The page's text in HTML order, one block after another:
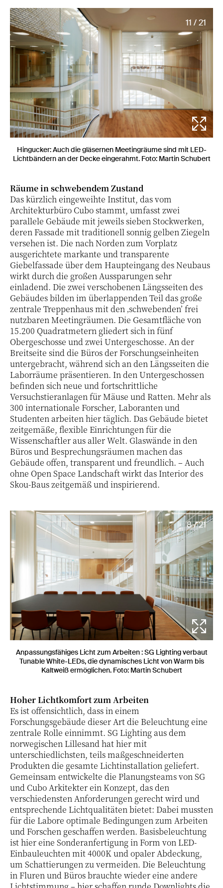
11 / 21
Hingucker: Auch die gläsernen Meetingräume sind mit LED-
Lichtbändern an der Decke eingerahmt. Foto: Martin Schubert
Räume in schwebendem Zustand
Das kürzlich eingeweihte Institut, das vom
Architekturbüro Cubo stammt, umfasst zwei
parallele Gebäude mit jeweils sieben Stockwerken,
deren Fassade mit traditionell sonnig gelben Ziegeln
versehen ist. Die nach Norden zum Vorplatz
ausgerichtete markante und transparente
Giebelfassade über dem Haupteingang des Neubaus
wirkt durch die großen Aussparungen sehr
einladend. Die zwei verschobenen Längsseiten des
Gebäudes bilden im überlappenden Teil das große
zentrale Treppenhaus mit den ‚schwebenden’ frei
nutzbaren Meetingräumen. Die Gesamtfläche von
15.200 Quadratmetern gliedert sich in fünf
Obergeschosse und zwei Untergeschosse. An der
Breitseite sind die Büros der Forschungseinheiten
untergebracht, während sich an den Längsseiten die
Laborräume präsentieren. In den Untergeschossen
befinden sich neue und fortschrittliche
Versuchstieranlagen für Mäuse und Ratten. Mehr als
300 internationale Forscher, Laboranten und
Studenten arbeiten hier täglich. Das Gebäude bietet
zeitgemäße, flexible Einrichtungen für die
Wissenschaftler aus aller Welt. Glaswände in den
Büros und Besprechungsräumen machen das
Gebäude offen, transparent und freundlich. – Auch
ohne Open Space Landschaft wirkt das Interior des
Skou-Baus zeitgemäß und inspirierend.
8 / 21
Anpassungsfähiges Licht zum Arbeiten : SG Lighting verbaut
Tunable White-LEDs, die dynamisches Licht von Warm bis
Kaltweiß ermöglichen. Foto: Martin Schubert
Hoher Lichtkomfort zum Arbeiten
Es ist offensichtlich, dass in einem
Forschungsgebäude dieser Art die Beleuchtung eine
zentrale Rolle einnimmt. SG Lighting aus dem
norwegischen Lillesand hat hier mit
unterschiedlichsten, teils maßgeschneiderten
Produkten die gesamte Lichtinstallation geliefert.
Gemeinsam entwickelte die Planungsteams von SG
und Cubo Arkitekter ein Konzept, das den
verschiedensten Anforderungen gerecht wird und
entsprechende Lichtqualitäten bietet: Dabei mussten
für die Labore optimale Bedingungen zum Arbeiten
und Forschen geschaffen werden. Basisbeleuchtung
ist hier eine Sonderanfertigung in Form von LED-
Einbauleuchten mit 4000K und opaler Abdeckung,
um Schattierungen zu vermeiden. Die Beleuchtung
in Fluren und Büros brauchte wieder eine andere